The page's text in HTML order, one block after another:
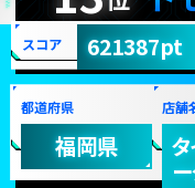
スコア 621387pt
都道府県
福岡県
店舗